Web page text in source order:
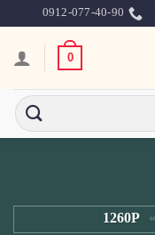
0912-077-40-90
0
»
1260P